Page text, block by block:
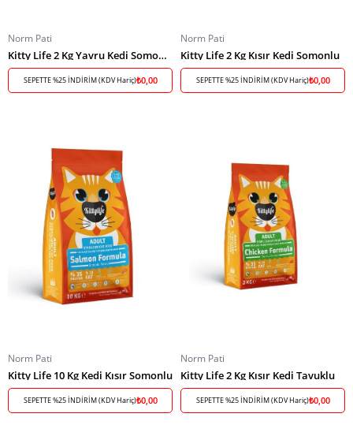
Norm Pati
Kitty Life 2 Kg Yavru Kedi Somonlu
SEPETTE %25 İNDİRİM (KDV Hariç)₺0,00
Norm Pati
Kitty Life 2 Kg Kısır Kedi Somonlu
SEPETTE %25 İNDİRİM (KDV Hariç)₺0,00
Norm Pati
Kitty Life 10 Kg Kedi Kısır Somonlu
SEPETTE %25 İNDİRİM (KDV Hariç)₺0,00
Norm Pati
Kitty Life 2 Kg Kısır Kedi Tavuklu
SEPETTE %25 İNDİRİM (KDV Hariç)₺0,00